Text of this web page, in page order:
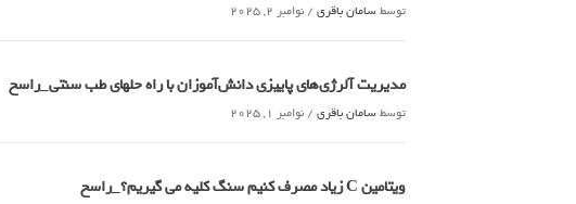
توسطسامان باقری / نوامبر 2, 2025
مدیریت آلرژی‌های پاییزی دانش‌آموزان با راه حلهای طب سنتی_راسخ
توسطسامان باقری / نوامبر 1, 2025
ویتامین C زیاد مصرف کنیم سنگ کلیه می گیریم؟_راسخ